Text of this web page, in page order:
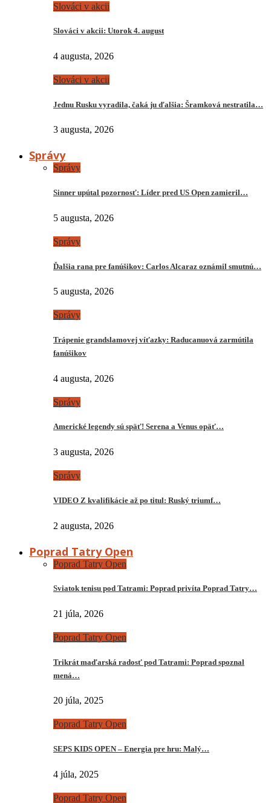
Slováci v akcii
Slováci v akcii: Utorok 4. august
4 augusta, 2026
Slováci v akcii
Jednu Rusku vyradila, čaká ju ďalšia: Šramková nestratila…
3 augusta, 2026
Správy
Správy
Sinner upútal pozornosť: Líder pred US Open zamieril…
5 augusta, 2026
Správy
Ďalšia rana pre fanúšikov: Carlos Alcaraz oznámil smutnú…
5 augusta, 2026
Správy
Trápenie grandslamovej víťazky: Raducanuová zarmútila
fanúšikov
4 augusta, 2026
Správy
Americké legendy sú späť! Serena a Venus opäť…
3 augusta, 2026
Správy
VIDEO Z kvalifikácie až po titul: Ruský triumf…
2 augusta, 2026
Poprad Tatry Open
Poprad Tatry Open
Sviatok tenisu pod Tatrami: Poprad privíta Poprad Tatry…
21 júla, 2026
Poprad Tatry Open
Trikrát maďarská radosť pod Tatrami: Poprad spoznal
mená…
20 júla, 2025
Poprad Tatry Open
SEPS KIDS OPEN – Energia pre hru: Malý…
4 júla, 2025
Poprad Tatry Open